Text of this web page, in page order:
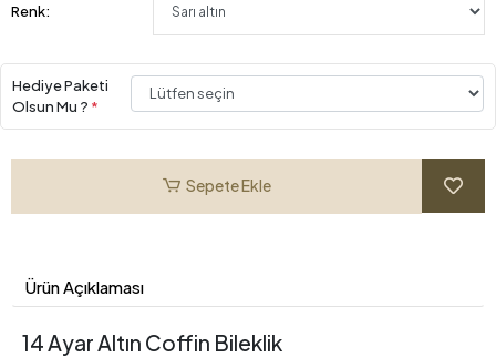
Renk:
Hediye Paketi
Olsun Mu ? *
Sepete Ekle
Ürün Açıklaması
14 Ayar Altın Coffin Bileklik